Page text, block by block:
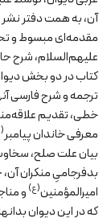
آن، به همت دفتر
مقدمه‌ای مبسوط و
علیهم‌السلام،
کتاب در دو بخش
ترجمه و شرح فارسی
خطی، تقدیم
معرفی خاندان پیامبر
بیان علت صلح،
بدفرجامیِ منکران
امیرالمؤمنین(ع) و
که در این دیوان